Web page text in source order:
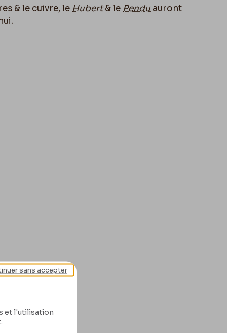
& le cuivre, le Hubert& le Penduauront
et l'utilisation
sans accepter